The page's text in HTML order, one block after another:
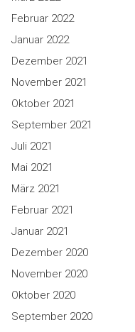
Februar 2022
Januar 2022
Dezember 2021
November 2021
Oktober 2021
September 2021
Juli 2021
Mai 2021
März 2021
Februar 2021
Januar 2021
Dezember 2020
November 2020
Oktober 2020
September 2020